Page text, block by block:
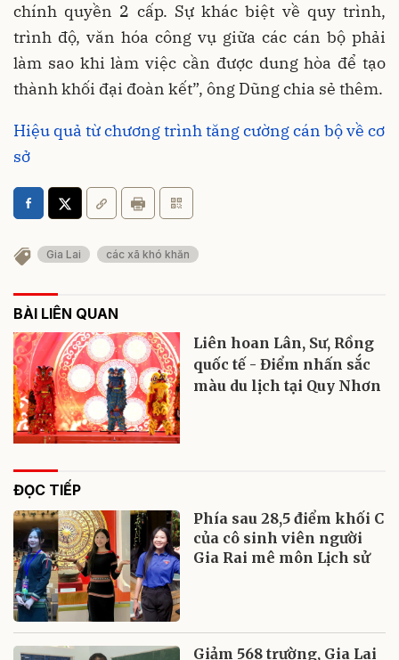
chính quyền 2 cấp. Sự khác biệt về quy trình,
trình độ, văn hóa công vụ giữa các cán bộ phải
làm sao khi làm việc cần được dung hòa để tạo
thành khối đại đoàn kết”, ông Dũng chia sẻ thêm.
Hiệu quả từ chương trình tăng cường cán bộ về cơ
sở
Gia Lai các xã khó khăn
BÀI LIÊN QUAN
Liên hoan Lân, Sư, Rồng
quốc tế - Điểm nhấn sắc
màu du lịch tại Quy Nhơn
ĐỌC TIẾP
Phía sau 28,5 điểm khối C
của cô sinh viên người
Gia Rai mê môn Lịch sử
Giảm 568 trường, Gia Lai